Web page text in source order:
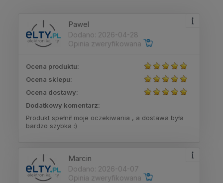
Pawel
Dodano: 2026-04-28
Opinia zweryfikowana
Ocena produktu:
Ocena sklepu:
Ocena dostawy:
Dodatkowy komentarz:
Produkt spełnił moje oczekiwania , a dostawa była
bardzo szybka :)
Marcin
Dodano: 2026-04-07
Opinia zweryfikowana